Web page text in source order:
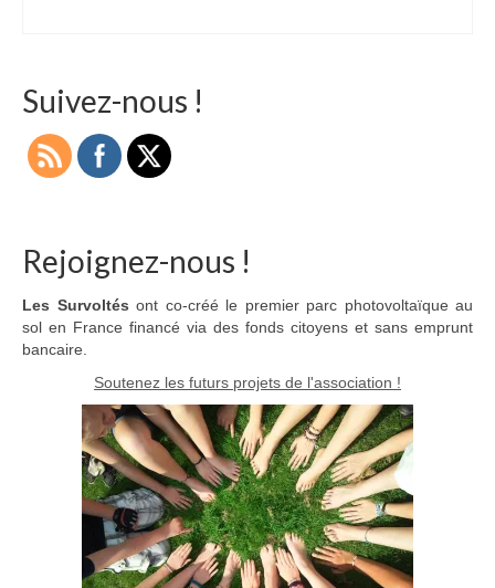
Suivez-nous !
Rejoignez-nous !
Les Survoltés ont co-créé le premier parc photovoltaïque au
sol en France financé via des fonds citoyens et sans emprunt
bancaire.
Soutenez les futurs projets de l'association !